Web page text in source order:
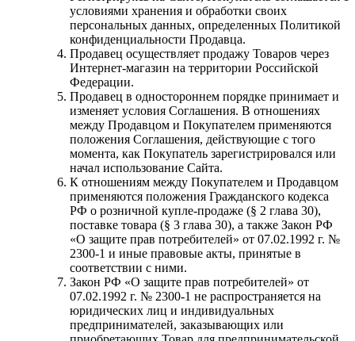
условиями хранения и обработки своих
персональных данных, определенных Политикой
конфиденциальности Продавца.
Продавец осуществляет продажу Товаров через
Интернет-магазин на территории Российской
Федерации.
Продавец в одностороннем порядке принимает и
изменяет условия Соглашения. В отношениях
между Продавцом и Покупателем применяются
положения Соглашения, действующие с того
момента, как Покупатель зарегистрировался или
начал использование Сайта.
К отношениям между Покупателем и Продавцом
применяются положения Гражданского кодекса
РФ о розничной купле-продаже (§ 2 глава 30),
поставке товара (§ 3 глава 30), а также Закон РФ
«О защите прав потребителей» от 07.02.1992 г. №
2300-1 и иные правовые акты, принятые в
соответствии с ними.
Закон РФ «О защите прав потребителей» от
07.02.1992 г. № 2300-1 не распространяется на
юридических лиц и индивидуальных
предпринимателей, заказывающих или